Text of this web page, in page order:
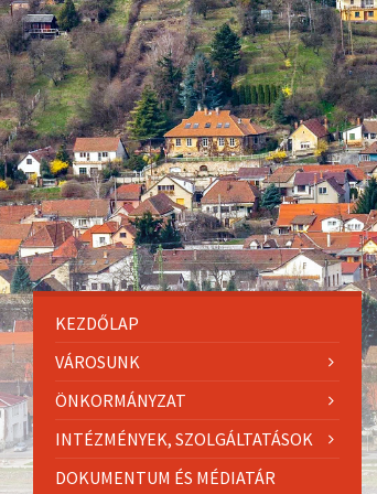
KEZDŐLAP
VÁROSUNK
ÖNKORMÁNYZAT
INTÉZMÉNYEK, SZOLGÁLTATÁSOK
DOKUMENTUM ÉS MÉDIATÁR